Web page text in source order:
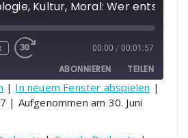
00:00 / 00:01:57
ABONNIEREN TEILEN
Google Podcasts
| In neuem Fenster abspielen |
| Aufgenommen am 30. Juni